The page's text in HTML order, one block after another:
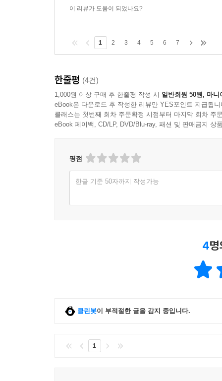
이 리뷰가 도움이 되었나요?
1 2 3 4 5 6 7
한줄평 (4건)
1,000원 이상 구매 후 한줄평 작성 시 일반회원 50원, 마니
eBook은 다운로드 후 작성한 리뷰만 YES포인트 지급됩니
클래스는 첫번째 회차 주문확정 시점부터 마지막 회차 주
eBook 페이백, CD/LP, DVD/Blu-ray, 패션 및 판매금지 상
평점
한글 기준 50자까지 작성가능
4
클린봇이 부적절한 글을 감지 중입니다.
1